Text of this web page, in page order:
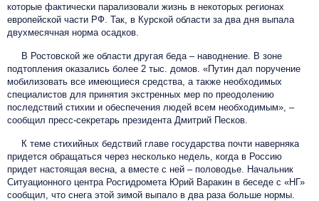
которые фактически парализовали жизнь в некоторых регионах
европейской части РФ. Так, в Курской области за два дня выпала
двухмесячная норма осадков.
В Ростовской же области другая беда – наводнение. В зоне
подтопления оказались более 2 тыс. домов. «Путин дал поручение
мобилизовать все имеющиеся средства, а также необходимых
специалистов для принятия экстренных мер по преодолению
последствий стихии и обеспечения людей всем необходимым», –
сообщил пресс-секретарь президента Дмитрий Песков.
К теме стихийных бедствий главе государства почти наверняка
придется обращаться через несколько недель, когда в Россию
придет настоящая весна, а вместе с ней – половодье. Начальник
Ситуационного центра Росгидромета Юрий Варакин в беседе с «НГ»
сообщил, что снега этой зимой выпало в два раза больше нормы.